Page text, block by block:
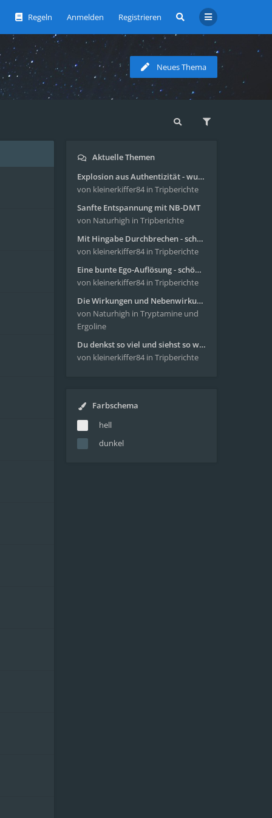
Regeln Anmelden Registrieren
Neues Thema
Aktuelle Themen
Explosion aus Authentizität - wunderbare Reise mit 4g Pilze
von kleinerkiffer84 in Tripberichte
Sanfte Entspannung mit NB-DMT
von Naturhigh in Tripberichte
Mit Hingabe Durchbrechen - schöne Reise mit 4g Pilze
von kleinerkiffer84 in Tripberichte
Eine bunte Ego-Auflösung - schöne Reise mit 4-AcO-DMT
von kleinerkiffer84 in Tripberichte
Die Wirkungen und Nebenwirkungen von LSD
von Naturhigh in Tryptamine und
Ergoline
Du denkst so viel und siehst so wenig - wunderbare Reise mit 4g Pilze
von kleinerkiffer84 in Tripberichte
Farbschema
hell
dunkel